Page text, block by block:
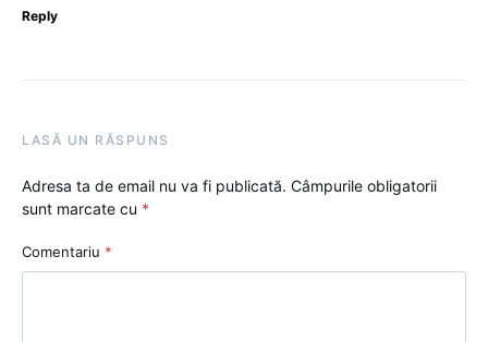
Reply
LASĂ UN RĂSPUNS
Adresa ta de email nu va fi publicată. Câmpurile obligatorii
sunt marcate cu *
Comentariu *